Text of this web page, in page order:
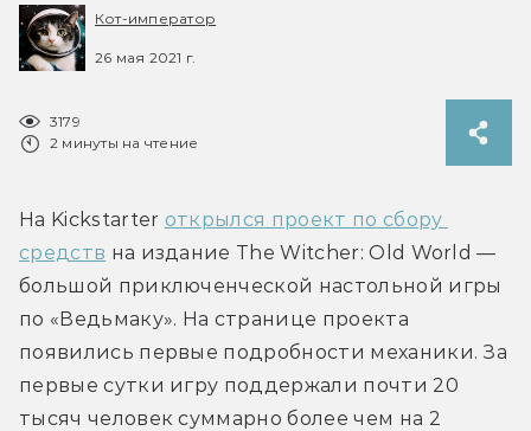
Кот-император
26 мая 2021 г.
3179
2 минуты на чтение
На Kickstarter открылся проект по сбору
средств на издание The Witcher: Old World —
большой приключенческой настольной игры
по «Ведьмаку». На странице проекта
появились первые подробности механики. За
первые сутки игру поддержали почти 20
тысяч человек суммарно более чем на 2